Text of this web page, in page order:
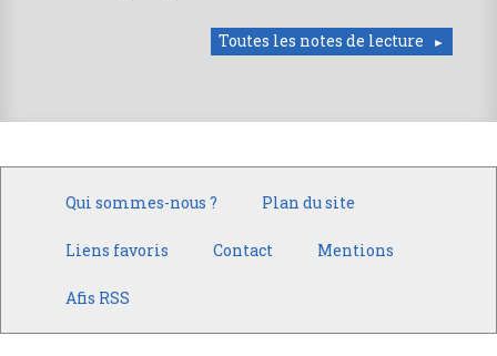
Toutes les notes de lecture
Qui sommes-nous ? Plan du site
Liens favoris Contact Mentions
Afis RSS